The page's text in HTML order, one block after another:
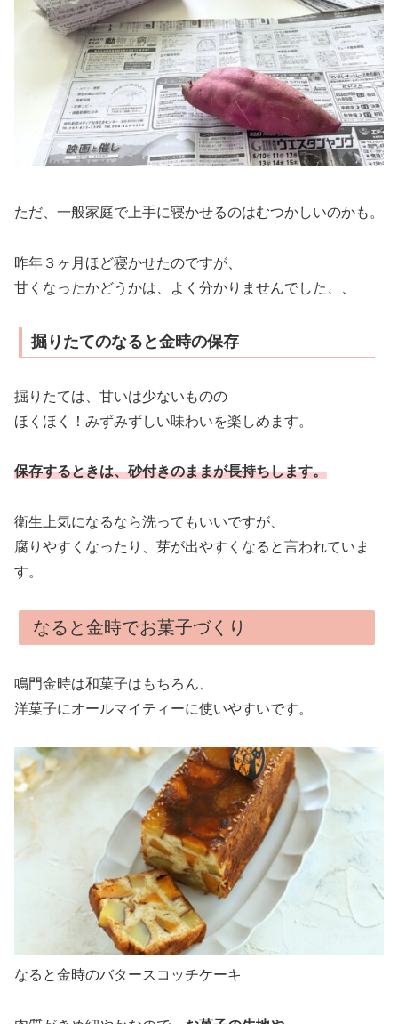
ただ、一般家庭で上手に寝かせるのはむつかしいのかも。
昨年３ヶ月ほど寝かせたのですが、
甘くなったかどうかは、よく分かりませんでした、、
掘りたてのなると金時の保存
掘りたては、甘いは少ないものの
ほくほく！みずみずしい味わいを楽しめます。
保存するときは、砂付きのままが長持ちします。
衛生上気になるなら洗ってもいいですが、
腐りやすくなったり、芽が出やすくなると言われていま
す。
なると金時でお菓子づくり
鳴門金時は和菓子はもちろん、
洋菓子にオールマイティーに使いやすいです。
なると金時のバタースコッチケーキ